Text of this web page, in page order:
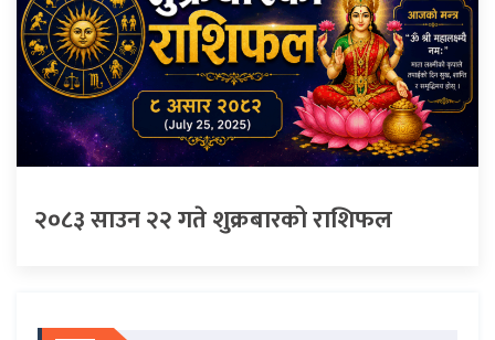
२०८३ साउन २२ गते शुक्रबारको राशिफल